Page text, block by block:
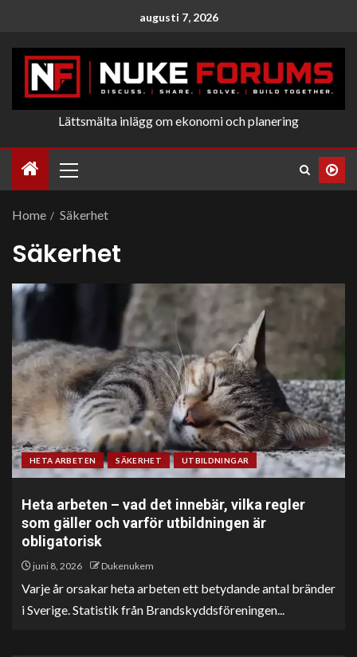
augusti 7, 2026
Lättsmälta inlägg om ekonomi och planering
Home Säkerhet
Säkerhet
HETA ARBETEN SÄKERHET UTBILDNINGAR
Heta arbeten – vad det innebär, vilka regler
som gäller och varför utbildningen är
obligatorisk
juni 8, 2026 Dukenukem
Varje år orsakar heta arbeten ett betydande antal bränder
i Sverige. Statistik från Brandskyddsföreningen...